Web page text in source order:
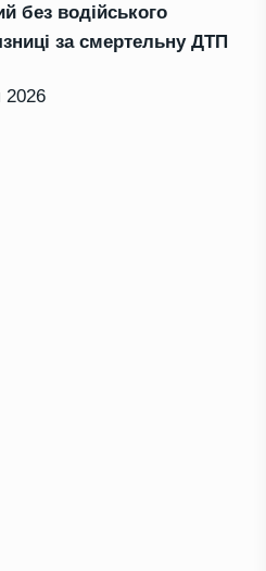
без водійського
за смертельну ДТП
2026